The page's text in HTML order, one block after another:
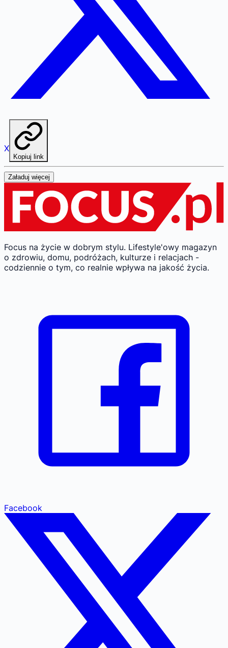
X
Kopiuj link
Załaduj więcej
Focus na życie w dobrym stylu. Lifestyle'owy magazyn
o zdrowiu, domu, podróżach, kulturze i relacjach -
codziennie o tym, co realnie wpływa na jakość życia.
Facebook